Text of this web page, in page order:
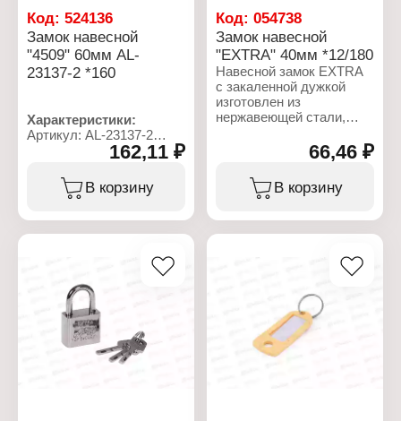
Вид: навесной
Материал:
хромированная сталь
Размер: 80 мм
Код: 524136
Замок навесной
"4509" 60мм AL-
23137-2 *160
Характеристики:
Артикул: AL-23137-2
Тип товара: Замок
Материал: чугун,
нержавеющая сталь
162,11 ₽
В корзину
Код:054738
Замок навесной
"EXTRA" 40мм *12/180
Навесной замок EXTRA
с закаленной дужкой
изготовлен из
нержавеющей стали,
шириной 40 мм, на
корпусе нанесена
декоративная
гравировка. В комплекте
Навесные замки широко
используются в
различных бытовых и
Предназначен для
запирания гаражей,
складов, магазинов и
других помещений.
66,46 ₽
В корзину